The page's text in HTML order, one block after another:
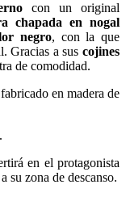
con un original
chapada en nogal
negro, con la que
Gracias a sus cojines
de comodidad.
en madera de
en el protagonista
a su zona de descanso.